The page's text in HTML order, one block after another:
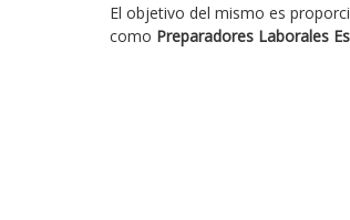
El objetivo del mismo es
como Preparadores Laborales